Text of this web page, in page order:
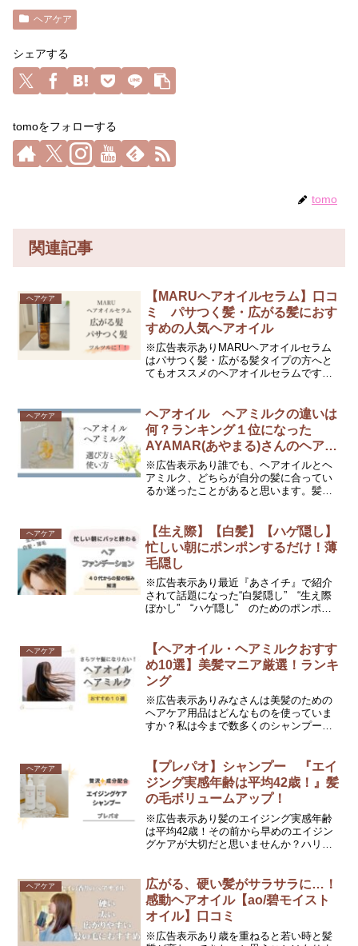
ヘアケア
シェアする
tomoをフォローする
tomo
関連記事
ヘアケア
【MARUヘアオイルセラム】口コ
ミ パサつく髪・広がる髪におす
すめの人気ヘアオイル
※広告表示ありMARUヘアオイルセラム
はパサつく髪・広がる髪タイプの方へと
てもオススメのヘアオイルセラムです。
が、MARUヘアオイルセラムを使うとし
っとりサラサラになって...
ヘアケア
ヘアオイル ヘアミルクの違いは
何？ランキング１位になった
AYAMAR(あやまる)さんのヘアオ
イル
※広告表示あり誰でも、ヘアオイルとヘ
アミルク、どちらが自分の髪に合ってい
るか迷ったことがあると思います。髪の
アオイル・ヘアミルクの使い方。・正し
い髪の乾かし方。・おすす...
ヘアケア
【生え際】【白髪】【ハゲ隠し】
忙しい朝にポンポンするだけ！薄
毛隠し
※広告表示あり最近『あさイチ』で紹介
されて話題になった“白髪隠し” “生え際
ぼかし” “ハゲ隠し” のためのポンポン
ています。私が愛用しているのが、1,500
円以下のコ...
ヘアケア
【ヘアオイル・ヘアミルクおすす
め10選】美髪マニア厳選！ランキ
ング
※広告表示ありみなさんは美髪のための
ヘアケア用品はどんなものを使っていま
すか？私は今まで数多くのシャンプー、
マッサージブラシ、シルクナイトキャッ
プ、など…“美髪になるた...
ヘアケア
【プレパオ】シャンプー 『エイ
ジング実感年齢は平均42歳！』髪
の毛ボリュームアップ！
※広告表示あり髪のエイジング実感年齢
は平均42歳！その前から早めのエイジン
グケアが大切だと思いませんか？ハリ、
ています。ニオイ、フケ、かゆみが気に
なる方はもしかすると洗...
ヘアケア
広がる、硬い髪がサラサラに…！
感動ヘアオイル【ao/碧モイスト
オイル】口コミ
※広告表示あり歳を重ねると若い時と髪